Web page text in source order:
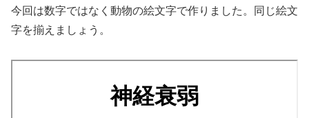
今回は数字ではなく動物の絵文字で作りました。同じ絵文
字を揃えましょう。